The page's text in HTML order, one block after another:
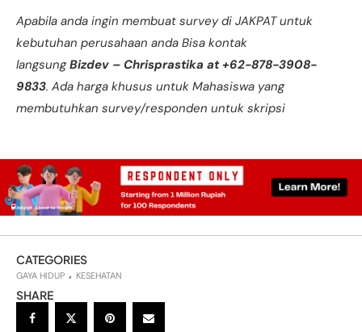
Apabila anda ingin membuat survey di JAKPAT untuk
kebutuhan perusahaan anda Bisa kontak
langsungBizdev – Chrisprastika at +62-878-3908-
9833. Ada harga khusus untuk Mahasiswa yang
membutuhkan survey/responden untuk skripsi
CATEGORIES
GAYA HIDUP KESEHATAN
SHARE